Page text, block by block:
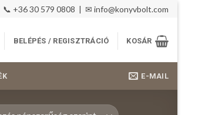
+36 30 579 0808 | ✉ info@konyvbolt.com
BELÉPÉS / REGISZTRÁCIÓ KOSÁR
E-MAIL